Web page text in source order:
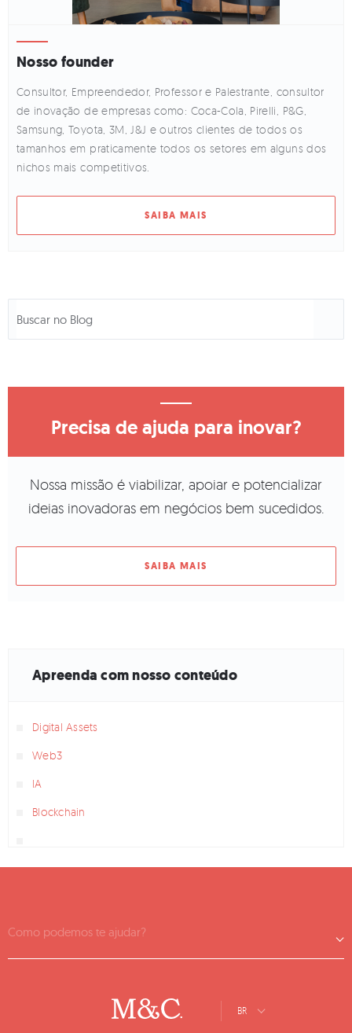
Nosso founder
Consultor, Empreendedor, Professor e Palestrante, consultor
de inovação de empresas como: Coca-Cola, Pirelli, P&G,
Samsung, Toyota, 3M, J&J e outros clientes de todos os
tamanhos em praticamente todos os setores em alguns dos
nichos mais competitivos.
SAIBA MAIS
Precisa de ajuda para inovar?
Nossa missão é viabilizar, apoiar e potencializar
ideias inovadoras em negócios bem sucedidos.
SAIBA MAIS
Apreenda com nosso conteúdo
Digital Assets
Web3
IA
Blockchain
Como podemos te ajudar?
BR